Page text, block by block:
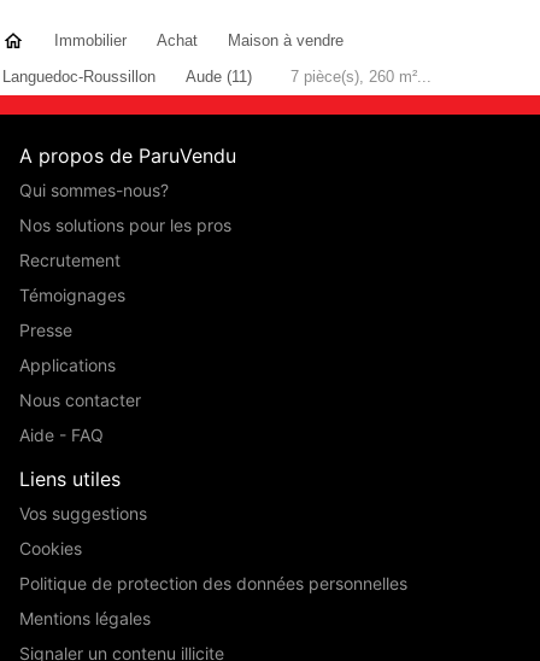
Immobilier Achat
Maison à vendre
Languedoc-Roussillon
Aude (11) 7 pièce(s), 260 m²...
A propos de ParuVendu
Qui sommes-nous?
Nos solutions pour les pros
Recrutement
Témoignages
Presse
Applications
Nous contacter
Aide - FAQ
Liens utiles
Vos suggestions
Cookies
Politique de protection des données personnelles
Mentions légales
Signaler un contenu illicite